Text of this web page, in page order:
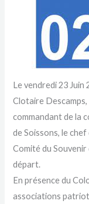
Le vendredi 23
Clotaire Descamps,
commandant de la
de Soissons, le
Comité du Souvenir
départ.
En présence du
associations